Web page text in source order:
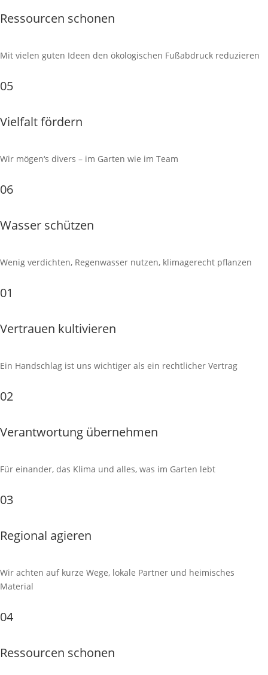
Ressourcen schonen
Mit vielen guten Ideen den ökologischen Fußabdruck reduzieren
05
Vielfalt fördern
Wir mögen‘s divers – im Garten wie im Team
06
Wasser schützen
Wenig verdichten, Regenwasser nutzen, klimagerecht pflanzen
01
Vertrauen kultivieren
Ein Handschlag ist uns wichtiger als ein rechtlicher Vertrag
02
Verantwortung übernehmen
Für einander, das Klima und alles, was im Garten lebt
03
Regional agieren
Wir achten auf kurze Wege, lokale Partner und heimisches
Material
04
Ressourcen schonen